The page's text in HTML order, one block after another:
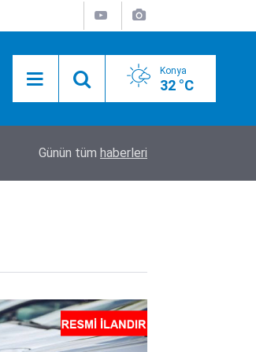
Konya
32 °C
Tarım ekipleri Beyşehir'de sahaya indi:
Günün tüm haberleri